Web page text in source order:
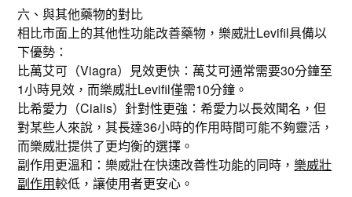
六、與其他藥物的對比
相比市面上的其他性功能改善藥物，樂威壯Levifil具備以
下優勢：
比萬艾可（Viagra）見效更快：萬艾可通常需要30分鐘至
1小時見效，而樂威壯Levifil僅需10分鐘。
比希愛力（Cialis）針對性更強：希愛力以長效聞名，但
對某些人來說，其長達36小時的作用時間可能不夠靈活，
而樂威壯提供了更均衡的選擇。
副作用更溫和：樂威壯在快速改善性功能的同時，樂威壯
副作用較低，讓使用者更安心。